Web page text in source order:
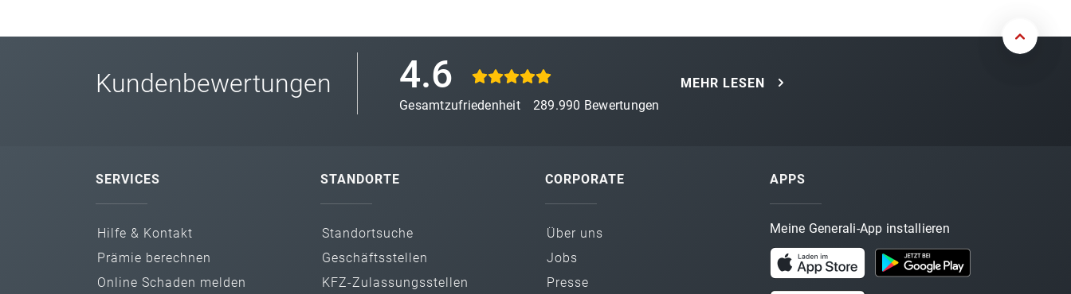
Kundenbewertungen 4.6
Gesamtzufriedenheit 289.990 Bewertungen
MEHR LESEN
SERVICES
Hilfe & Kontakt
Prämie berechnen
Online Schaden melden
STANDORTE
Standortsuche
Geschäfts­stellen
KFZ-Zulassungs­stellen
CORPORATE
Über uns
Jobs
Presse
APPS
Meine Generali-App installieren